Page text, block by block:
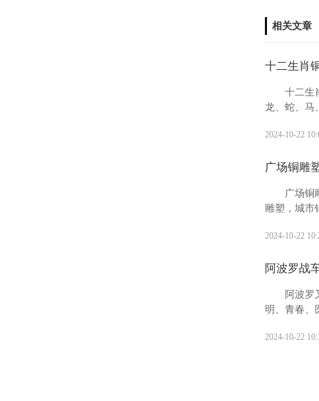
相关文章
十二生肖
十二生
龙、蛇、马
孙繁衍，家
2024-10-22
广场铜雕
广场铜
雕塑，城市
2024-10-22
阿波罗战
阿波罗
明、青春、
斯特利亚的
2024-10-22